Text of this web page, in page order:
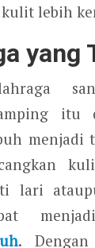
lebih
yang
menjadi
lari
.